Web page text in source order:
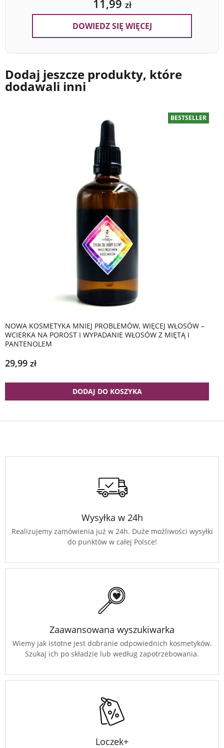
11,99 zł
DOWIEDZ SIĘ WIĘCEJ
Dodaj jeszcze produkty, które
dodawali inni
BESTSELLER
NOWA KOSMETYKA MNIEJ PROBLEMÓW, WIĘCEJ WŁOSÓW –
WCIERKA NA POROST I WYPADANIE WŁOSÓW Z MIĘTĄ I
PANTENOLEM
29,99 zł
DODAJ DO KOSZYKA
Wysyłka w 24h
Realizujemy zamówienia już w 24h. Duże możliwości wysyłki
do punktów w całej Polsce!
Zaawansowana wyszukiwarka
Wiemy jak istotne jest dobranie odpowiednich kosmetyków.
Szukaj ich po składzie lub według zapotrzebowania.
Loczek+